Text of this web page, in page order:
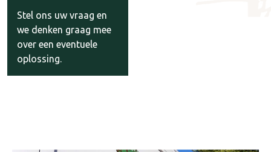
Stel ons uw vraag en
we denken graag mee
over een eventuele
oplossing.